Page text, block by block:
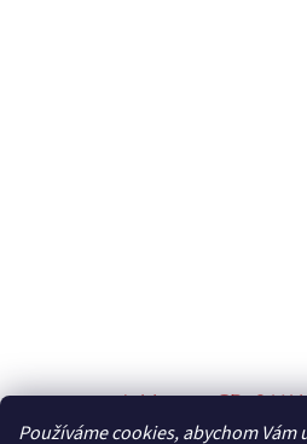
Používáme cookies, abychom
Jablotron GD-04K